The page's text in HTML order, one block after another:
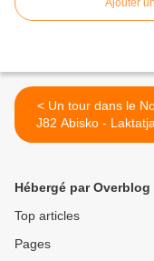
Ajouter
< Un tour dans le Nord :
J82 Abisko -
(58kms)
Hébergé par Overblog
Top articles
Pages